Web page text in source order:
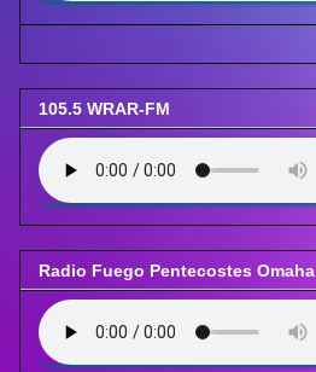
105.5 WRAR-FM
Radio Fuego Pentecostes Omaha